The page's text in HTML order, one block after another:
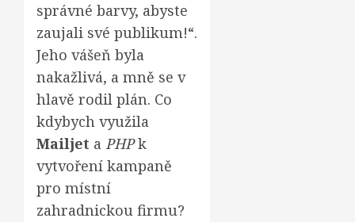
správné barvy, abyste
zaujali své publikum!“.
Jeho vášeň byla
nakažlivá, a mně se v
hlavě rodil plán. Co
kdybych využila
Mailjet a PHPk
vytvoření kampaně
pro místní
zahradnickou firmu?